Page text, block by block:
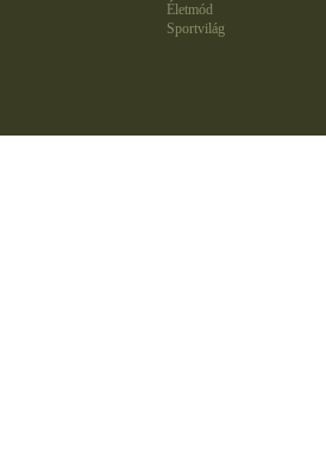
Életmód
Sportvilág